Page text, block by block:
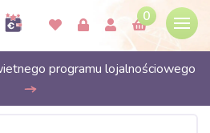
0
programu lojalnościowego